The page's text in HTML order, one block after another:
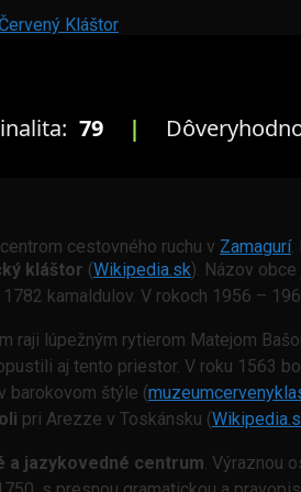
Červený Kláštor
79 |
cestovného ruchu v Zamagurí.
kláštor (Wikipedia.sk). Názov
kamaldulov. V rokoch 1956 –
raji lúpežným rytierom Matejom
aj tento priestor. V roku 1563
barokovom štýle (
pri Arezze v Toskánsku (
jazykovedné centrum. Výraznou